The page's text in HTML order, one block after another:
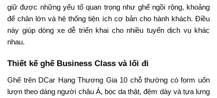
giữ được những yếu tố quan trọng như ghế ngồi rộng, khoảng
để chân lớn và hệ thống tiện ích cơ bản cho hành khách. Điều
này giúp dòng xe dễ triển khai cho nhiều tuyến dịch vụ khác
nhau.
Thiết kế ghế Business Class và lối đi
Ghế trên DCar Hạng Thương Gia 10 chỗ thường có form uốn
lượn theo dáng người châu Á, bọc da thật, đệm dày và tựa lưng